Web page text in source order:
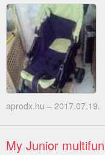
aprodx.hu – 2017.07.19.
My Junior